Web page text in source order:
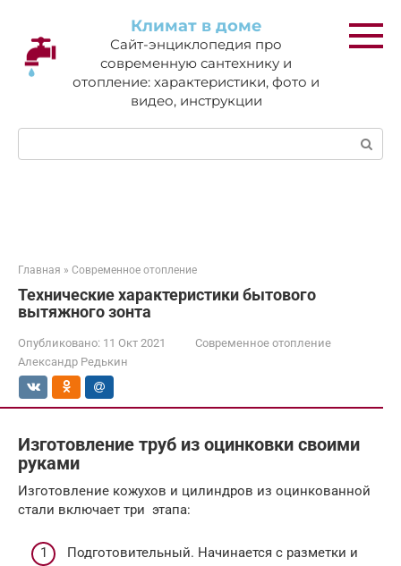
контенту
Климат в доме
Сайт-энциклопедия про
современную сантехнику и
отопление: характеристики, фото и
видео, инструкции
Поиск:
Главная » Современное отопление
Технические характеристики бытового
вытяжного зонта
Опубликовано: 11 Окт 2021
Современное отопление
Александр Редькин
Изготовление труб из оцинковки своими
руками
Изготовление кожухов и цилиндров из оцинкованной
стали включает три этапа:
Подготовительный. Начинается с разметки и